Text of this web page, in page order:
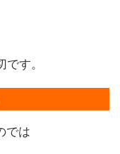
です。
では